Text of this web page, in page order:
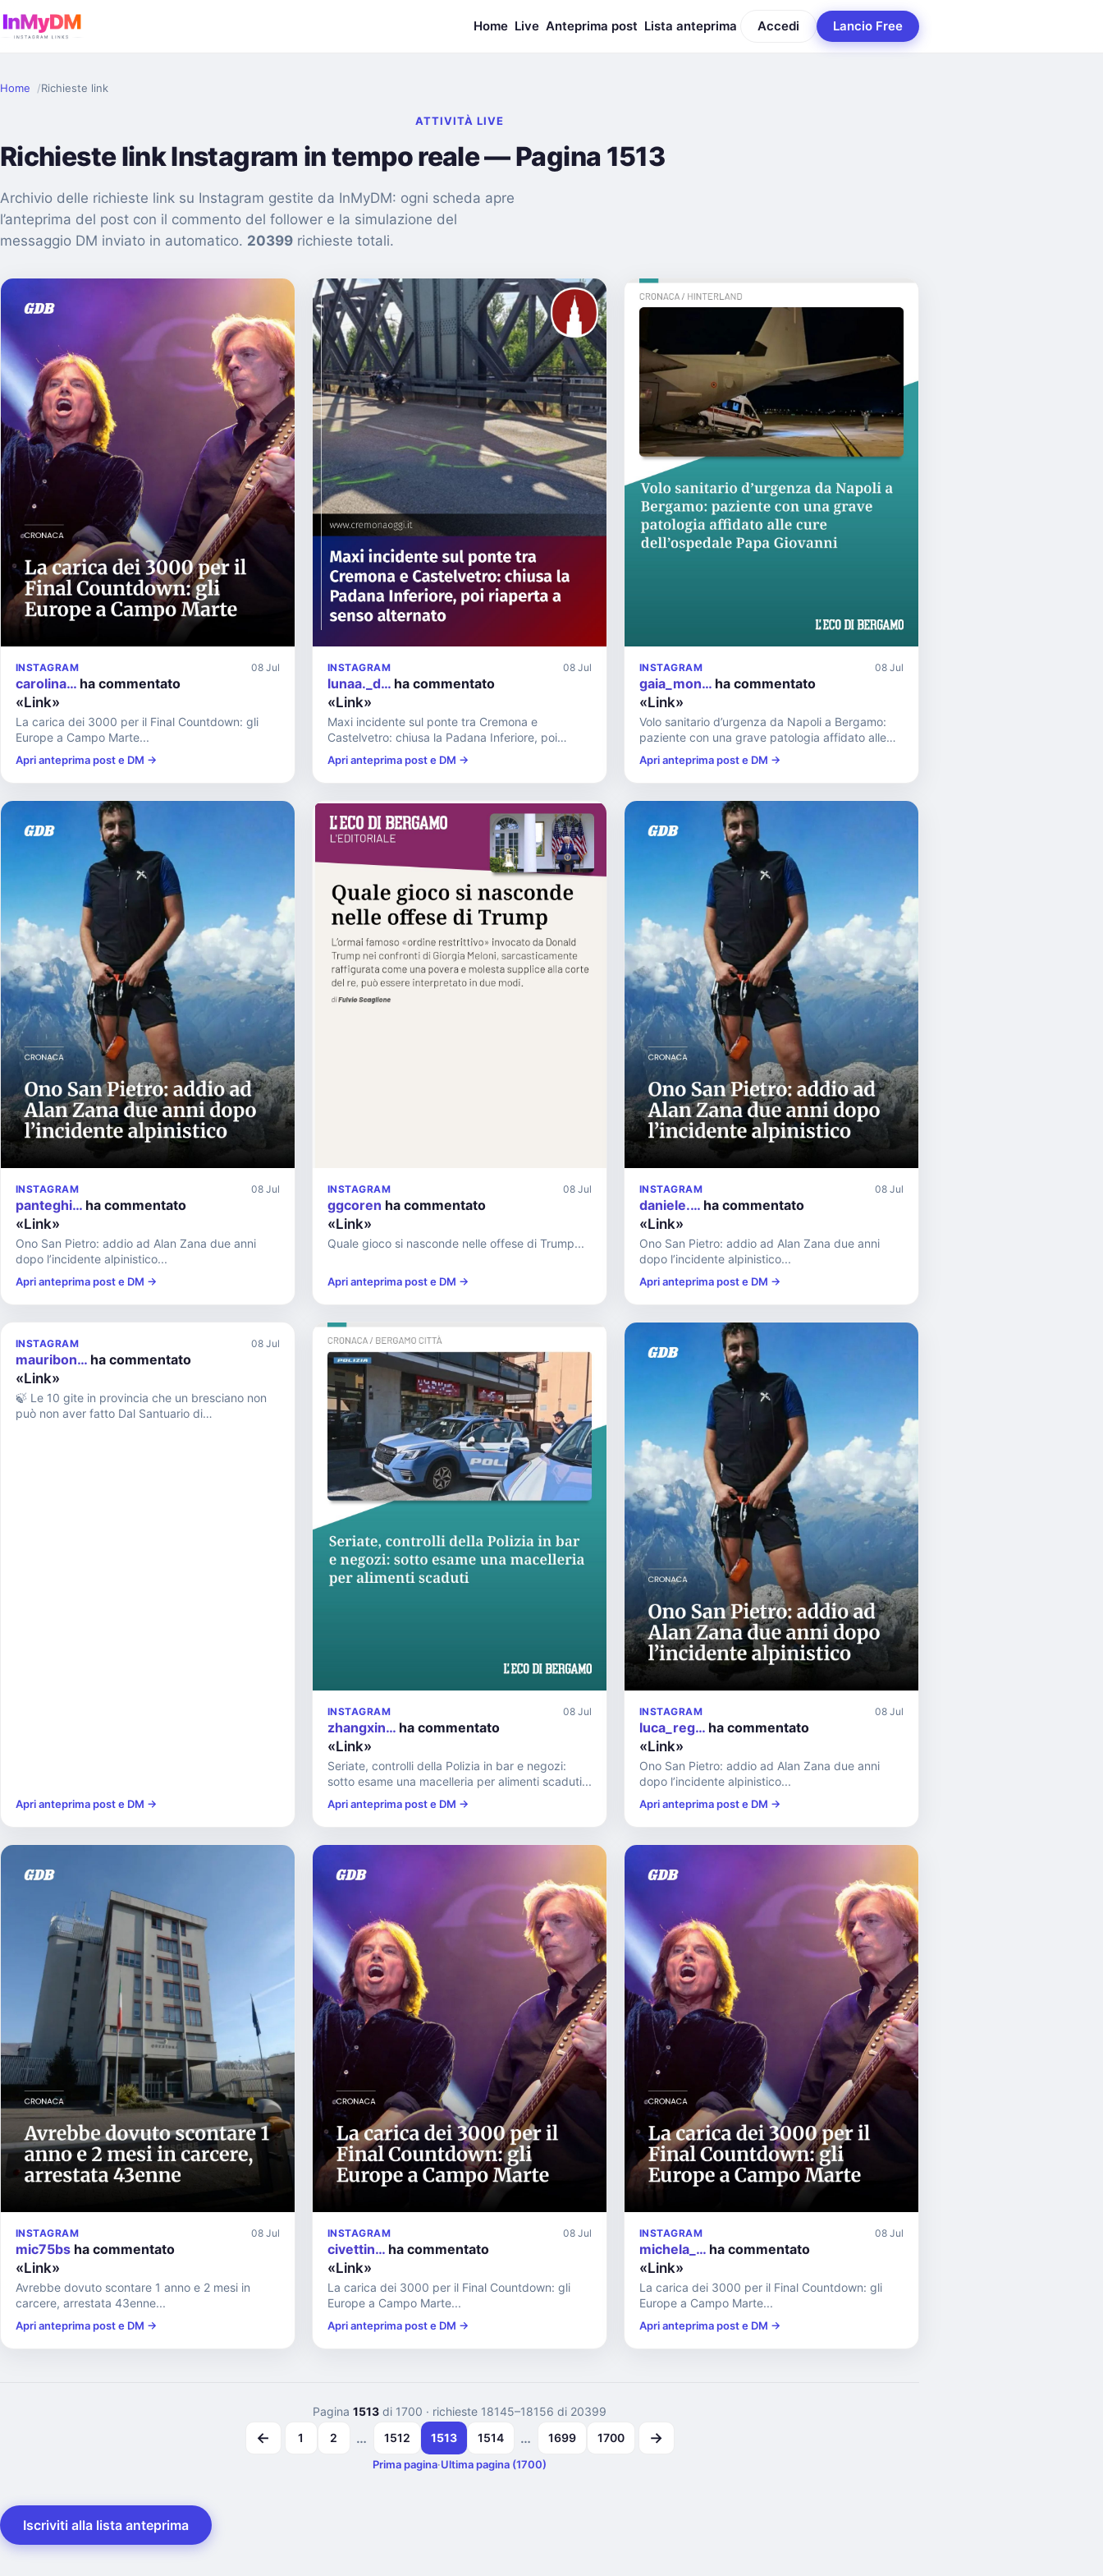
Home Live Anteprima post Lista anteprima Accedi Lancio Free
Home Richieste link
ATTIVITÀ LIVE
Richieste link Instagram in tempo reale — Pagina 1513
Archivio delle richieste link su Instagram gestite da InMyDM: ogni scheda apre
l’anteprima del post con il commento del follower e la simulazione del
messaggio DM inviato in automatico. 20399 richieste totali.
INSTAGRAM 08 Jul
carolina… ha commentato
«Link»
La carica dei 3000 per il Final Countdown: gli
Europe a Campo Marte...
Apri anteprima post e DM →
INSTAGRAM 08 Jul
lunaa._d… ha commentato
«Link»
Maxi incidente sul ponte tra Cremona e
Castelvetro: chiusa la Padana Inferiore, poi
riaperta a senso alternato...
Apri anteprima post e DM →
INSTAGRAM 08 Jul
gaia_mon… ha commentato
«Link»
Volo sanitario d’urgenza da Napoli a Bergamo:
paziente con una grave patologia affidato alle
cure dell’ospedale Papa Gio...
Apri anteprima post e DM →
INSTAGRAM 08 Jul
panteghi… ha commentato
«Link»
Ono San Pietro: addio ad Alan Zana due anni
dopo l’incidente alpinistico...
Apri anteprima post e DM →
INSTAGRAM 08 Jul
ggcoren ha commentato
«Link»
Quale gioco si nasconde nelle offese di Trump...
Apri anteprima post e DM →
INSTAGRAM 08 Jul
daniele.… ha commentato
«Link»
Ono San Pietro: addio ad Alan Zana due anni
dopo l’incidente alpinistico...
Apri anteprima post e DM →
INSTAGRAM 08 Jul
mauribon… ha commentato
«Link»
🍃 Le 10 gite in provincia che un bresciano non
può non aver fatto Dal Santuario di
Apri anteprima post e DM →
INSTAGRAM 08 Jul
zhangxin… ha commentato
«Link»
Seriate, controlli della Polizia in bar e negozi:
sotto esame una macelleria per alimenti scaduti...
Apri anteprima post e DM →
INSTAGRAM 08 Jul
luca_reg… ha commentato
«Link»
Ono San Pietro: addio ad Alan Zana due anni
dopo l’incidente alpinistico...
Apri anteprima post e DM →
INSTAGRAM 08 Jul
mic75bs ha commentato
«Link»
Avrebbe dovuto scontare 1 anno e 2 mesi in
carcere, arrestata 43enne...
Apri anteprima post e DM →
INSTAGRAM 08 Jul
civettin… ha commentato
«Link»
La carica dei 3000 per il Final Countdown: gli
Europe a Campo Marte...
Apri anteprima post e DM →
INSTAGRAM 08 Jul
michela_… ha commentato
«Link»
La carica dei 3000 per il Final Countdown: gli
Europe a Campo Marte...
Apri anteprima post e DM →
Pagina 1513 di 1700 · richieste 18145–18156 di 20399
← 1 2 … 1512 1513 1514 … 1699 1700 →
Prima pagina·Ultima pagina (1700)
Iscriviti alla lista anteprima